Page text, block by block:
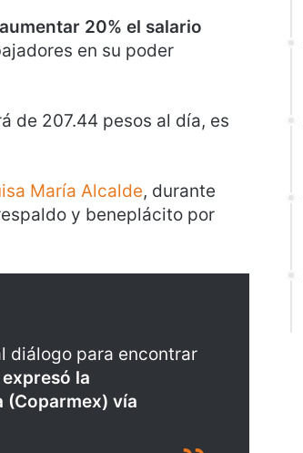
aumentar 20% el salario
en su poder
de 207.44 pesos al día, es
María Alcalde, durante
y beneplácito por
diálogo para encontrar
expresó la
(Coparmex) vía